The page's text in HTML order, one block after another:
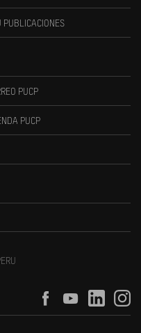
PUBLICACIONES
PUCP
PUCP